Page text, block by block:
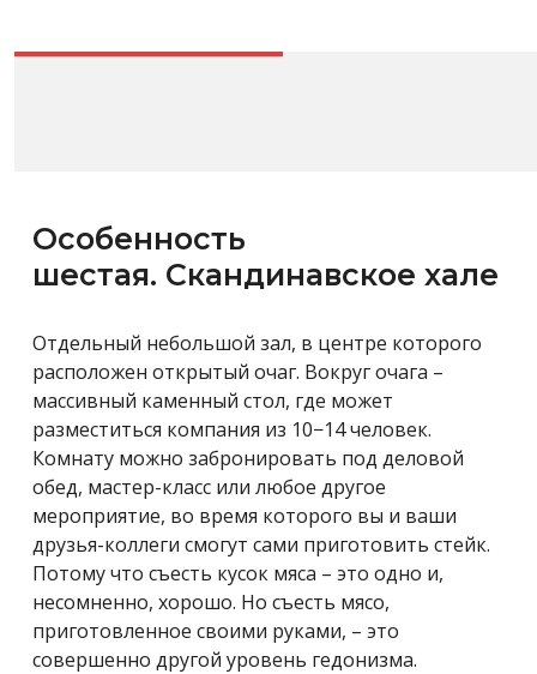
Особенность
шестая. Скандинавское хале
Отдельный небольшой зал, в центре которого
расположен открытый очаг. Вокруг очага –
массивный каменный стол, где может
разместиться компания из 10−14 человек.
Комнату можно забронировать под деловой
обед, мастер-класс или любое другое
мероприятие, во время которого вы и ваши
друзья-коллеги смогут сами приготовить стейк.
Потому что съесть кусок мяса – это одно и,
несомненно, хорошо. Но съесть мясо,
приготовленное своими руками, – это
совершенно другой уровень гедонизма.